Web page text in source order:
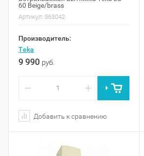
60 Beige/brass
Артикул: 363042
Производитель:
Teka
9 990 руб.
− +
Добавить к сравнению